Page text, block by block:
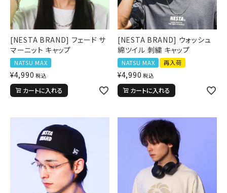
[NESTA BRAND] フェード サ
マーニット キャップ
NATSU MAX
¥4,990 税込
カートに入れる
[NESTA BRAND] ウォッシュ
綿ツイル 刺繍 キャップ
NATSU MAX 再入荷
¥4,990 税込
カートに入れる